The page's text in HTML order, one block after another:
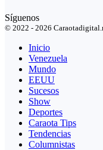
Síguenos
© 2022 - 2026
Inicio
Venezuela
Mundo
EEUU
Sucesos
Show
Deportes
Caraota Tips
Tendencias
Columnistas